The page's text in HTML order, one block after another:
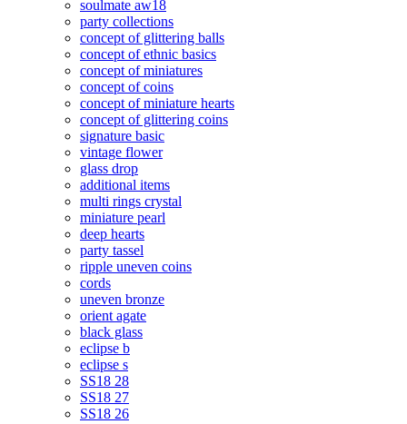
soulmate aw18
party collections
concept of glittering balls
concept of ethnic basics
concept of miniatures
concept of coins
concept of miniature hearts
concept of glittering coins
signature basic
vintage flower
glass drop
additional items
multi rings crystal
miniature pearl
deep hearts
party tassel
ripple uneven coins
cords
uneven bronze
orient agate
black glass
eclipse b
eclipse s
SS18 28
SS18 27
SS18 26